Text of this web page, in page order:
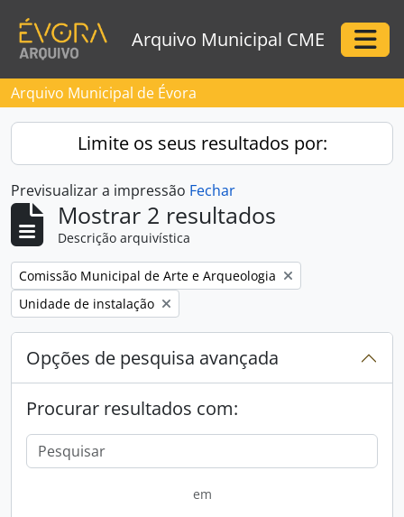
Arquivo Municipal CME
Arquivo Municipal de Évora
Limite os seus resultados por:
Previsualizar a impressão Fechar
Mostrar 2 resultados
Descrição arquivística
Remove filter:
Comissão Municipal de Arte e Arqueologia
Remove filter:
Unidade de instalação
Opções de pesquisa avançada
Procurar resultados com:
em